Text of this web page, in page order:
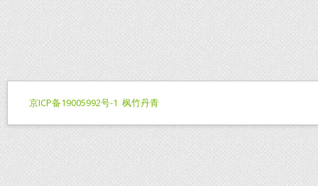
京ICP备19005992号-1 枫竹丹青